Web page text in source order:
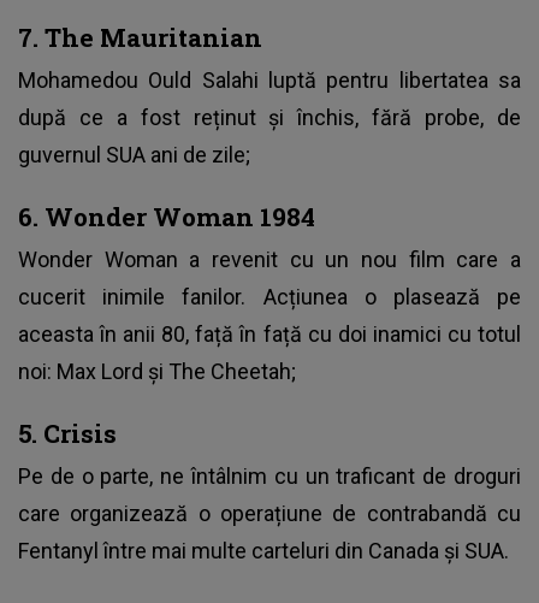
7. The Mauritanian
Mohamedou Ould Salahi luptă pentru libertatea sa
după ce a fost reținut și închis, fără probe, de
guvernul SUA ani de zile;
6. Wonder Woman 1984
Wonder Woman a revenit cu un nou film care a
cucerit inimile fanilor. Acțiunea o plasează pe
aceasta în anii 80, față în față cu doi inamici cu totul
noi: Max Lord și The Cheetah;
5. Crisis
Pe de o parte, ne întâlnim cu un traficant de droguri
care organizează o operațiune de contrabandă cu
Fentanyl între mai multe carteluri din Canada și SUA.